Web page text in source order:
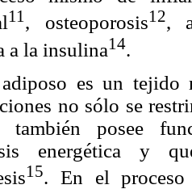
11 , osteoporosis12,
a la insulina14.
es un tejido
no sólo se
posee
energética y
15. En el